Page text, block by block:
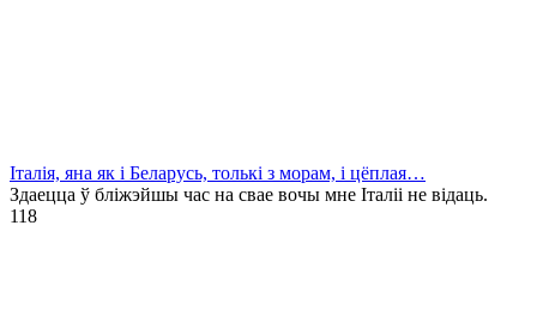
Італія, яна як і Беларусь, толькі з морам, і цёплая…
Здаецца ў бліжэйшы час на свае вочы мне Італіі не відаць.
118